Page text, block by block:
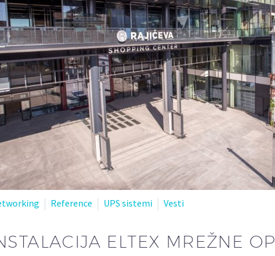
Reference UPS sistemi Vesti
ELTEX MREŽNE